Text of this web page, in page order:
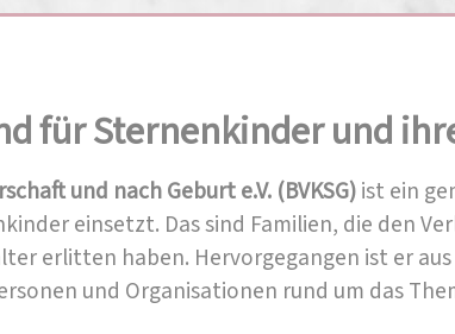
für Sternenkinder und
und nach Geburt e.V. (BVKSG)ist ein
einsetzt. Das sind Familien, die den
erlitten haben. Hervorgegangen ist er
und Organisationen rund um das